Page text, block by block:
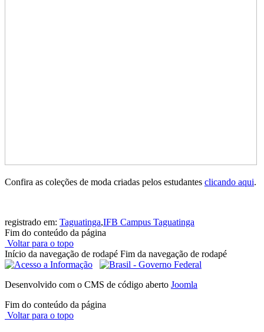
Confira as coleções de moda criadas pelos estudantes clicando aqui.
registrado em: Taguatinga,IFB Campus Taguatinga
Fim do conteúdo da página
Voltar para o topo
Início da navegação de rodapé Fim da navegação de rodapé
Desenvolvido com o CMS de código aberto Joomla
Fim do conteúdo da página
Voltar para o topo